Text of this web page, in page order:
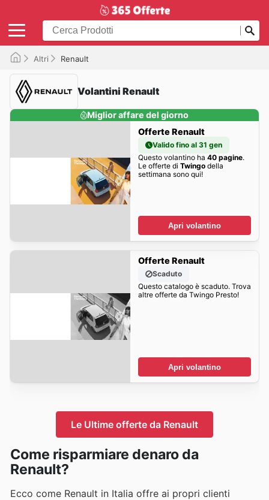
Altri Renault
Volantini Renault
Miglior affare del giorno
Offerte Renault
Valido fino al 31 gen
Questo volantino ha 40 pagine.
Le offerte di Twingodella
settimana sono qui!
Apri volantino
Offerte Renault
Scaduto
Questo catalogo è scaduto. Trova
altre offerte da Twingo Presto!
Apri volantino
Le Ultime offerte da Renault
Come risparmiare denaro da
Renault?
Ecco come Renault in Italia offre ai propri clienti